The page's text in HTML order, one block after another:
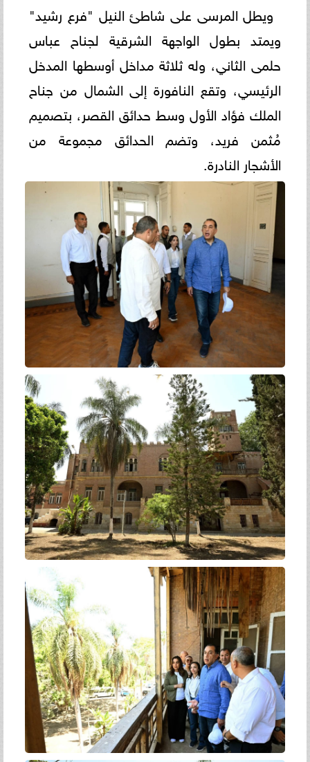
ويطل المرسى على شاطئ النيل "فرع رشيد"
ويمتد بطول الواجهة الشرقية لجناح عباس
حلمى الثاني، وله ثلاثة مداخل أوسطها المدخل
الرئيسي، وتقع النافورة إلى الشمال من جناح
الملك فؤاد الأول وسط حدائق القصر، بتصميم
مُثمن فريد، وتضم الحدائق مجموعة من
الأشجار النادرة.